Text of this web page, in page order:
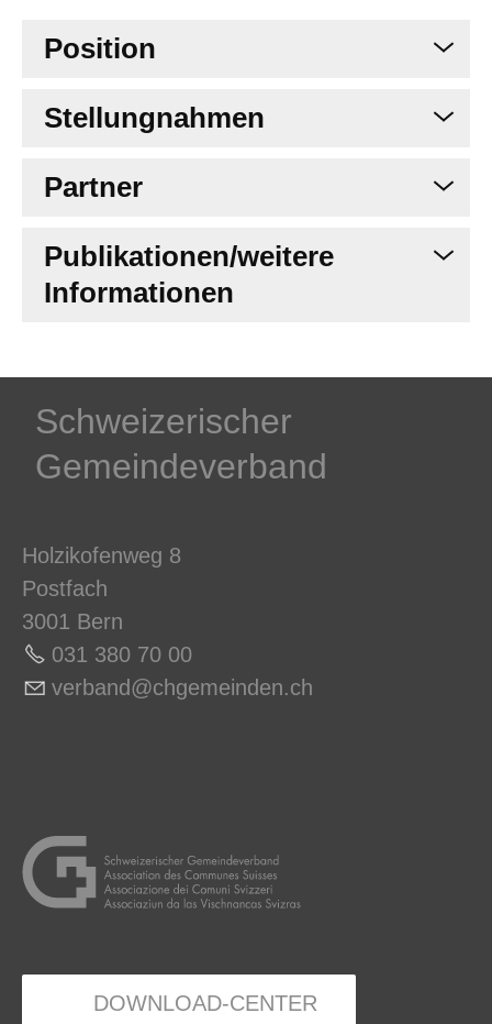
Position
Stellungnahmen
Partner
Publikationen/weitere
Informationen
Schweizerischer
Gemeindeverband
Holzikofenweg 8
Postfach
3001 Bern
031 380 70 00
v rb nd chg m nd n ch
DOWNLOAD-CENTER